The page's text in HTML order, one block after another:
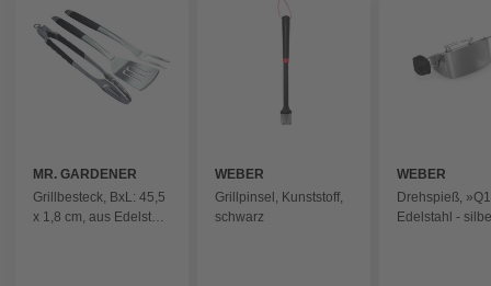
MR. GARDENER
Grillbesteck, BxL: 45,5
x 1,8 cm, aus Edelstahl
WEBER
Grillpinsel, Kunststoff,
schwarz
WEBER
Drehspieß,
Edelstahl -